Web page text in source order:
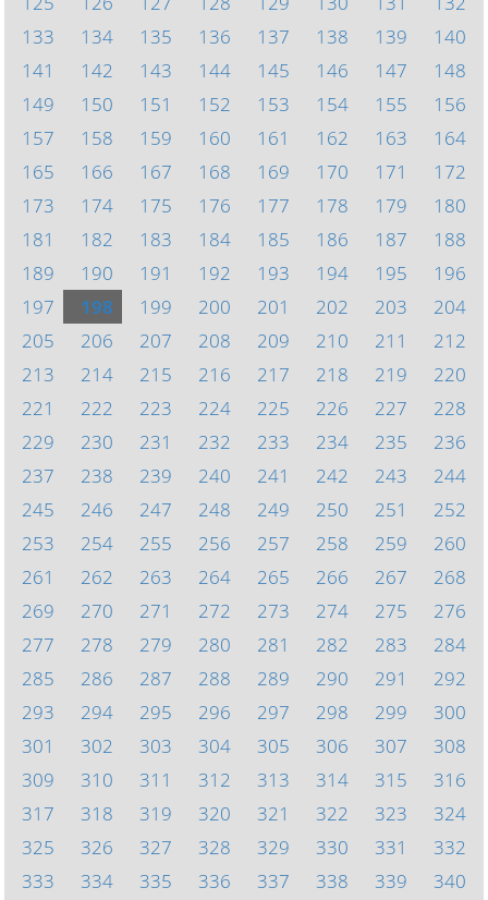
133
134 135 136 137 138 139
140
141
142 143 144 145 146 147
148
149
150 151 152 153 154 155
156
157
158 159 160 161 162 163
164
165
166 167 168 169 170 171
172
173
174 175 176 177 178 179
180
181
182 183 184 185 186 187
188
189
190 191 192 193 194 195
196
197
198 199 200 201 202 203
204
205
206 207 208 209 210 211
212
213
214 215 216 217 218 219
220
221
222 223 224 225 226 227
228
229
230 231 232 233 234 235
236
237
238 239 240 241 242 243
244
245
246 247 248 249 250 251
252
253
254 255 256 257 258 259
260
261
262 263 264 265 266 267
268
269
270 271 272 273 274 275
276
277
278 279 280 281 282 283
284
285
286 287 288 289 290 291
292
293
294 295 296 297 298 299
300
301
302 303 304 305 306 307
308
309
310 311 312 313 314 315
316
317
318 319 320 321 322 323
324
325
326 327 328 329 330 331
332
333
334 335 336 337 338 339 340